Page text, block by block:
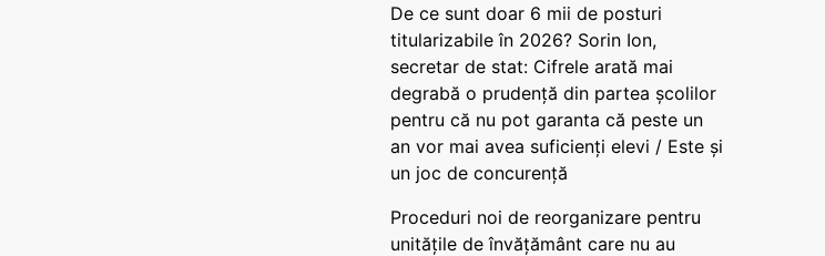
De ce sunt doar 6 mii de posturi
titularizabile în 2026? Sorin Ion,
secretar de stat: Cifrele arată mai
degrabă o prudență din partea școlilor
pentru că nu pot garanta că peste un
an vor mai avea suficienți elevi / Este și
un joc de concurență
Proceduri noi de reorganizare pentru
unitățile de învățământ care nu au